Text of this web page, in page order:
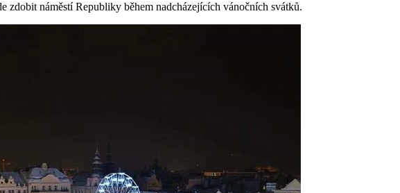
zdobit náměstí Republiky během nadcházejících vánočních svátků.